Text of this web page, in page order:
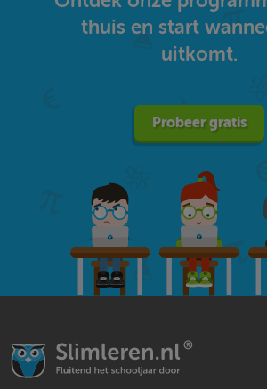
thuis en start
uitkomt.
Probeer gratis